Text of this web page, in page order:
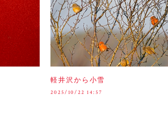
軽井沢から小雪
2025/10/22 14:57